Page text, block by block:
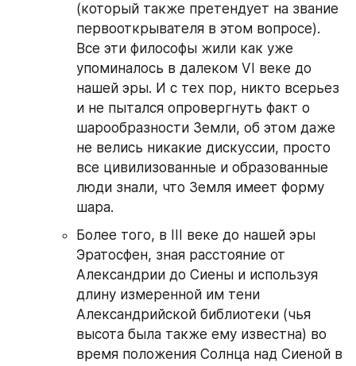
(который также претендует на звание
первооткрывателя в этом вопросе).
Все эти философы жили как уже
упоминалось в далеком VI веке до
нашей эры. И с тех пор, никто всерьез
и не пытался опровергнуть факт о
шарообразности Земли, об этом даже
не велись никакие дискуссии, просто
все цивилизованные и образованные
люди знали, что Земля имеет форму
шара.
Более того, в III веке до нашей эры
Эратосфен, зная расстояние от
Александрии до Сиены и используя
длину измеренной им тени
Александрийской библиотеки (чья
высота была также ему известна) во
время положения Солнца над Сиеной в